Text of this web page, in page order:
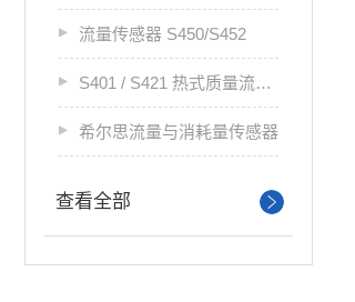
流量传感器 S450/S452
S401 / S421 热式质量流量传感器
希尔思流量与消耗量传感器
查看全部